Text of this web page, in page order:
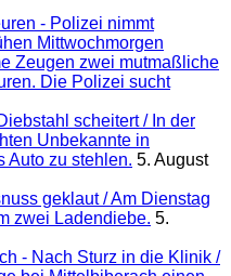
- Polizei nimmt
Mittwochmorgen
Zeugen zwei mutmaßliche
Die Polizei sucht
scheitert / In der
Unbekannte in
Auto zu stehlen. 5. August
geklaut / Am Dienstag
zwei Ladendiebe. 5.
- Nach Sturz in die Klinik /